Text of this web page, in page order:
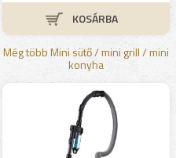
Még több Mini sütő / mini grill / mini
konyha